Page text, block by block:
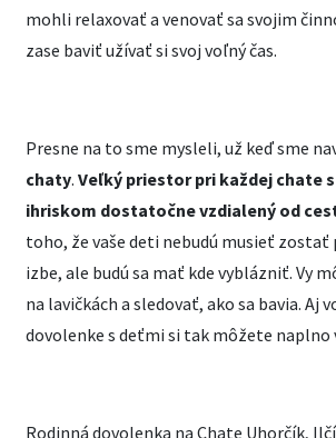
mohli relaxovať a venovať sa svojim
zase baviť užívať si svoj voľný čas.
Presne na to sme mysleli, už keď sme
chaty. Veľký priestor pri každej chate
ihriskom dostatočne vzdialený od
toho, že vaše deti nebudú musieť zostať
izbe, ale budú sa mať kde vyblázniť. Vy
na lavičkách a sledovať, ako sa bavia. Aj
dovolenke s deťmi si tak môžete naplno
Rodinná dovolenka na Chate Uhorčík,